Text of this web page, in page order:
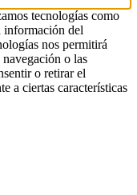
tecnologías como
información del
nos permitirá
o las
o retirar el
a ciertas características